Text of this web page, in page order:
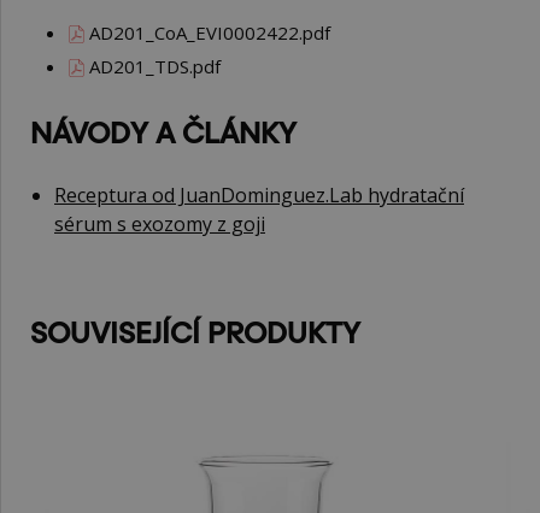
AD201_CoA_EVI0002422.pdf
AD201_TDS.pdf
NÁVODY A ČLÁNKY
Receptura od JuanDominguez.Lab hydratační
sérum s exozomy z goji
SOUVISEJÍCÍ PRODUKTY